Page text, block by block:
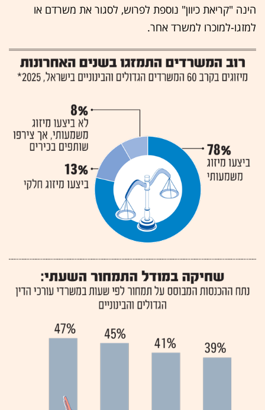
הינה "קריאת כיוון" נוספת לפרוש, לסגור את משרדם או
למזגו-למוכרו למשרד אחר.